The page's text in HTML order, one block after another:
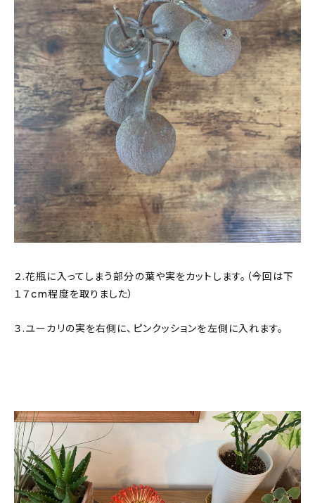
２.花瓶に入ってしまう部分の葉や実をカットします。（今回は下
１７cm程度を取りました）
３.ユーカリの実を右側に、ピンクッションを左側に入れます。